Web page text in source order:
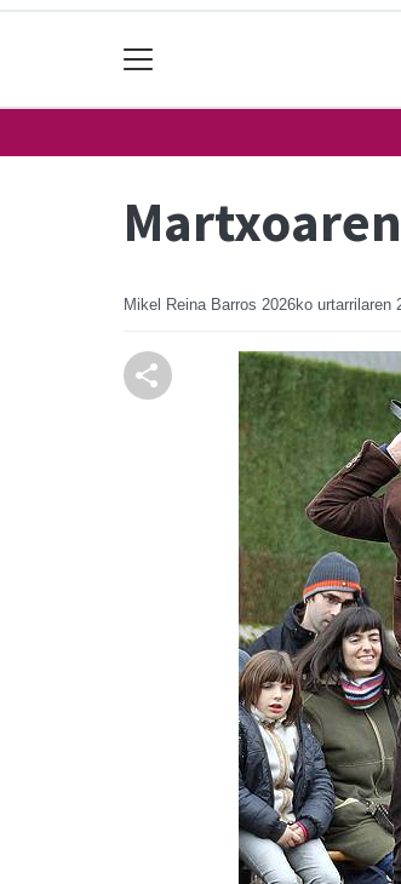
Mikel Reina Barros 2026ko urtarrilaren